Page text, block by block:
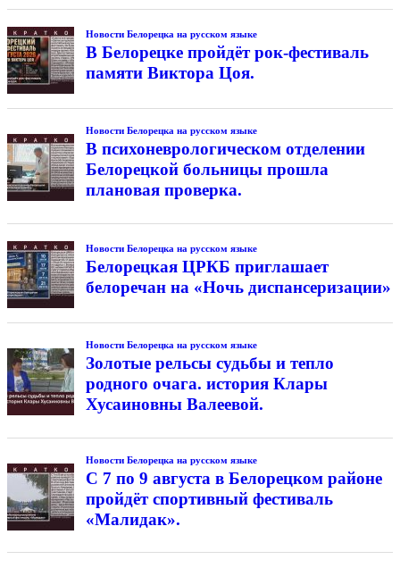
Новости Белорецка на русском языке
В Белорецке пройдёт рок-фестиваль
памяти Виктора Цоя.
Новости Белорецка на русском языке
В психоневрологическом отделении
Белорецкой больницы прошла
плановая проверка.
Новости Белорецка на русском языке
Белорецкая ЦРКБ приглашает
белоречан на «Ночь диспансеризации»
Новости Белорецка на русском языке
Золотые рельсы судьбы и тепло
родного очага. история Клары
Хусаиновны Валеевой.
Новости Белорецка на русском языке
С 7 по 9 августа в Белорецком районе
пройдёт спортивный фестиваль
«Малидак».